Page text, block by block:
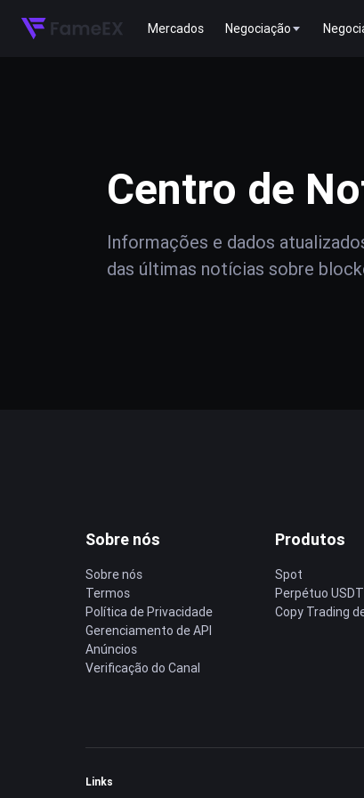
Mercados Negociação
Centro de
Informações e dados
das últimas notícias sobre
Sobre nós
Sobre nós
Termos
Política de Privacidade
Gerenciamento de API
Anúncios
Verificação do Canal
Produtos
Spot
Perpétuo USDT
Copy Trading
Links